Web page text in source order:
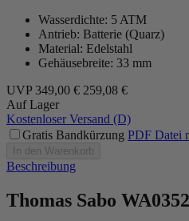
Wasserdichte: 5 ATM
Antrieb: Batterie (Quarz)
Material: Edelstahl
Gehäusebreite: 33 mm
UVP 349,00 € 259,08 €
Auf Lager
Kostenloser Versand (D)
Gratis Bandkürzung PDF Datei
In den Warenkorb
Beschreibung
Thomas Sabo